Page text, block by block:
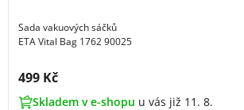
Sada vakuových sáčků
ETA Vital Bag 1762 90025
Cena s DPH:
499 Kč
Skladem v e-shopu u vás již 11. 8.